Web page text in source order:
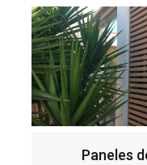
Paneles